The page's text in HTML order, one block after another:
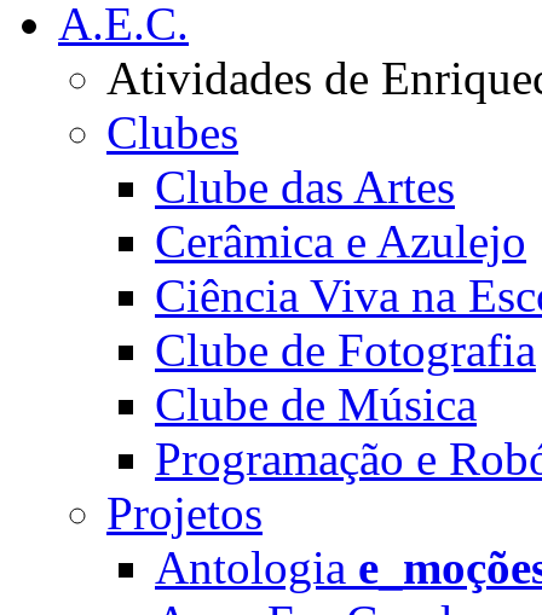
A.E.C.
Atividades de
Clubes
Clube das Artes
Cerâmica e Azulejo
Ciência Viva na
Clube de Fotografia
Clube de Música
Programação e
Projetos
Antologia